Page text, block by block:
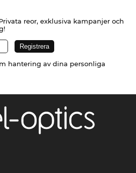
reor, exklusiva kampanjer och
hantering av dina personliga